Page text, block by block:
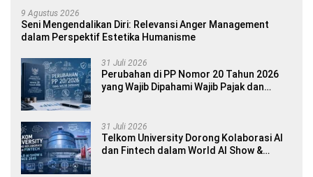
9 Agustus 2026
Seni Mengendalikan Diri: Relevansi Anger Management
dalam Perspektif Estetika Humanisme
31 Juli 2026
Perubahan di PP Nomor 20 Tahun 2026
yang Wajib Dipahami Wajib Pajak dan
31 Juli 2026
Telkom University Dorong Kolaborasi AI
dan Fintech dalam World AI Show &